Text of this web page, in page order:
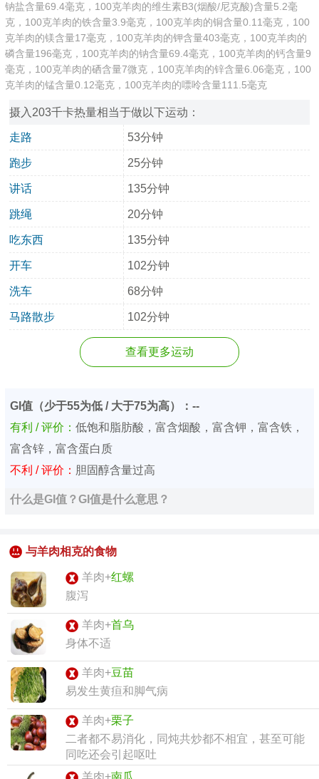
钠盐含量69.4毫克，100克羊肉的维生素B3(烟酸/尼克酸)含量5.2毫
克，100克羊肉的铁含量3.9毫克，100克羊肉的铜含量0.11毫克，100
克羊肉的镁含量17毫克，100克羊肉的钾含量403毫克，100克羊肉的
磷含量196毫克，100克羊肉的钠含量69.4毫克，100克羊肉的钙含量9
毫克，100克羊肉的硒含量7微克，100克羊肉的锌含量6.06毫克，100
克羊肉的锰含量0.12毫克，100克羊肉的嘌呤含量111.5毫克
摄入203千卡热量相当于做以下运动：
走路 53分钟
跑步 25分钟
讲话 135分钟
跳绳 20分钟
吃东西 135分钟
开车 102分钟
洗车 68分钟
马路散步 102分钟
查看更多运动
GI值（少于55为低 / 大于75为高）：--
有利 / 评价： 低饱和脂肪酸，富含烟酸，富含钾，富含铁，
富含锌，富含蛋白质
不利 / 评价： 胆固醇含量过高
什么是GI值？GI值是什么意思？
与羊肉相克的食物
羊肉+红螺
腹泻
羊肉+首乌
身体不适
羊肉+豆苗
易发生黄疸和脚气病
羊肉+栗子
二者都不易消化，同炖共炒都不相宜，甚至可能
同吃还会引起呕吐